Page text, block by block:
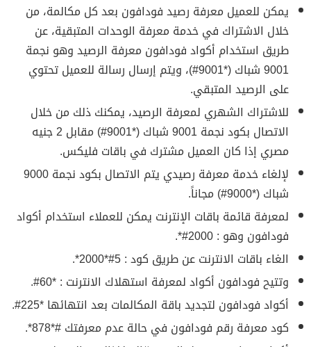
يمكن للعميل معرفة رصيد فودافون بعد كل مكالمة، من
خلال الاشتراك في خدمة معرفة الوحدات المتبقية، عن
طريق استخدام أكواد فودافون معرفة الرصيد وهو نجمة
9001 شباك (*9001#)، ويتم إرسال رسالة للعميل تحتوي
على الرصيد المتبقي.
للاشتراك الشهري لمعرفة الرصيد، يمكنك ذلك من خلال
الاتصال بكود نجمة 9001 شباك (*9001#) مقابل 2 جنيه
مصري إذا كان العميل مشترك في باقات فليكس.
لإلغاء خدمة معرفة رصيدي يتم الاتصال بكود نجمة 9000
شباك (*9000#) مجاناً.
لمعرفة قائمة باقات الإنترنت يمكن للعملاء استخدام أكواد
فودافون وهو : 2000#*.
الغاء باقات الانترنت عن طريق كود : 5#*2000*.
وتتيح فودافون أكواد لمعرفة استهلاك الانترنت : *60#.
أكواد فودافون لتجديد باقة المكالمات بعد انتهائها *225#.
كود معرفة رقم فودافون في حالة عدم معرفتك #*878*.